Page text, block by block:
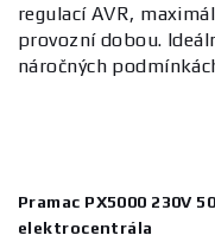
regulací AVR,
provozní dobou.
náročných
Pramac PX5000 230V
elektrocentrála